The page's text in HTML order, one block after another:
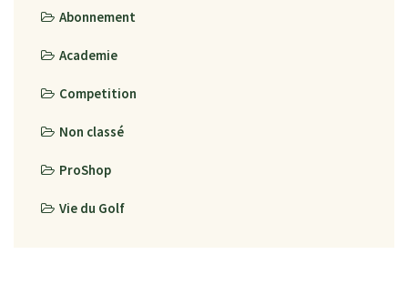
Abonnement
Academie
Competition
Non classé
ProShop
Vie du Golf